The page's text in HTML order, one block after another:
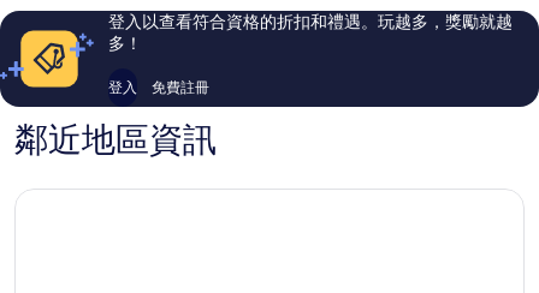
評
論
勒
塞
評
論
登入以查看符合資格的折扣和禮遇。玩越多，獎勵就越
多！
登入 免費註冊
鄰近地區資訊